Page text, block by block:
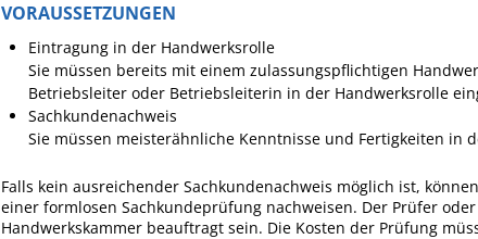
VORAUSSETZUNGEN
Eintragung in der Handwerksrolle
Sie müssen bereits mit einem zulassungspflichtigen
Betriebsleiter oder Betriebsleiterin in der Handwerksrolle
Sachkundenachweis
Sie müssen meisterähnliche Kenntnisse und Fertigkeiten in
Falls kein ausreichender Sachkundenachweis möglich ist,
einer formlosen Sachkundeprüfung nachweisen. Der Prüfer
Handwerkskammer beauftragt sein. Die Kosten der Prüfung